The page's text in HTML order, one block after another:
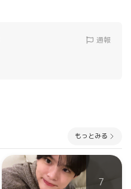
通報
もっとみる
7